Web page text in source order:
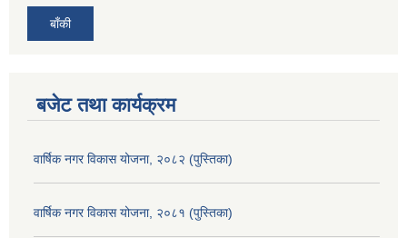
बाँकी
बजेट तथा कार्यक्रम
वार्षिक नगर विकास योजना, २०८२ (पुस्तिका)
वार्षिक नगर विकास योजना, २०८१ (पुस्तिका)